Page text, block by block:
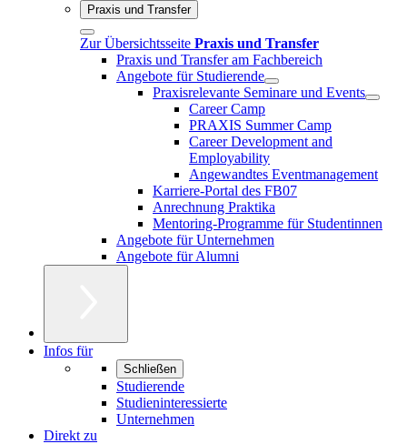
Praxis und Transfer
Zur Übersichtsseite Praxis und Transfer
Praxis und Transfer am Fachbereich
Angebote für Studierende
Praxisrelevante Seminare und Events
Career Camp
PRAXIS Summer Camp
Career Development and
Employability
Angewandtes Eventmanagement
Karriere-Portal des FB07
Anrechnung Praktika
Mentoring-Programme für Studentinnen
Angebote für Unternehmen
Angebote für Alumni
Infos für
Schließen
Studierende
Studieninteressierte
Unternehmen
Direkt zu